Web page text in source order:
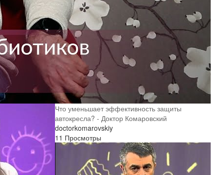
Что уменьшает эффективность защиты
автокресла? - Доктор Комаровский
doctorkomarovskiy
11 Просмотры